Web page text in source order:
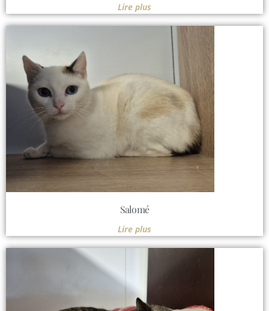
Lire plus
Salomé
Lire plus